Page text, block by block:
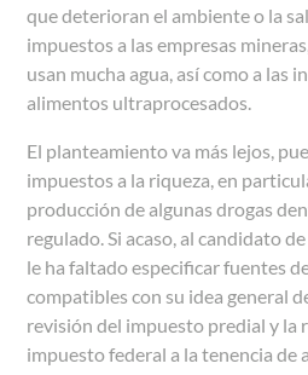
que deterioran el ambiente o la
impuestos a las empresas
usan mucha agua, así como a las
alimentos ultraprocesados.
El planteamiento va más lejos,
impuestos a la riqueza, en
producción de algunas drogas
regulado. Si acaso, al candidato
le ha faltado especificar fuentes
compatibles con su idea general
revisión del impuesto predial y la
impuesto federal a la tenencia de